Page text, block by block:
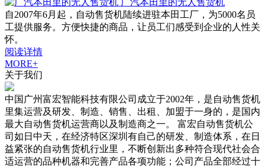
广汽本田里的无人售货机
自2007年6月起，自动售货机陆续进驻本田工厂，为5000名员
工提供服务。方便快捷的商品，让员工们感受到企业的人性关
怀。
阅读详情
MORE+
关于我们
中国广州富宏智能科技有限公司成立于2002年，是自动售货机
里集运营及研发、制造、销售、出租、加盟于一身的，是国内
最大自动售货机运营商以及制造商之一。 富宏自动售货机公
司如日中天，在经济特区深圳有自己的研发、制造体系，在日
益紧张的自动售货机行业里，不断创新出多种符合现代社会合
适运营的品种机器和完善产品各项功能；公司产品全部经过十